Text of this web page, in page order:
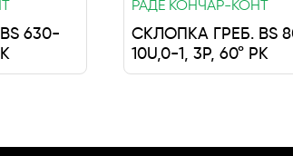
630-
РАДЕ КОНЧАР-КОНТ
СКЛОПКА ГРЕБ. BS
10U,0-1, 3P, 60° РК